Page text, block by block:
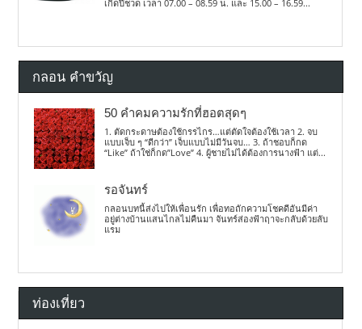
เกิดปีชวด เวลา 07.00 – 08.59 น. และ 15.00 – 16.59...
กลอน คำขวัญ
50 คำคมความรักที่ฮอตสุดๆ
1. ตัดกระดาษต้องใช้กรรไกร…แต่ตัดใจต้องใช้เวลา 2. จบ
แบบเจ็บ ๆ “ดีกว่า” เจ็บแบบไม่มีวันจบ… 3. ถ้าชอบก็กด
“Like” ถ้าใช่ก็กด”Love” 4. ผู้ชายไม่ได้ต้องการนางฟ้า แต่...
รอจันทร์
กลอนบทนี้ส่งไปให้เพื่อนรัก เพื่อทอถักความโชคดีอันมีค่า
อยู่ต่างบ้านแสนไกลไม่คืนมา จันทร์ส่องฟ้าฤาจะกลับด้วยลับ
แรม
ท่องเที่ยว